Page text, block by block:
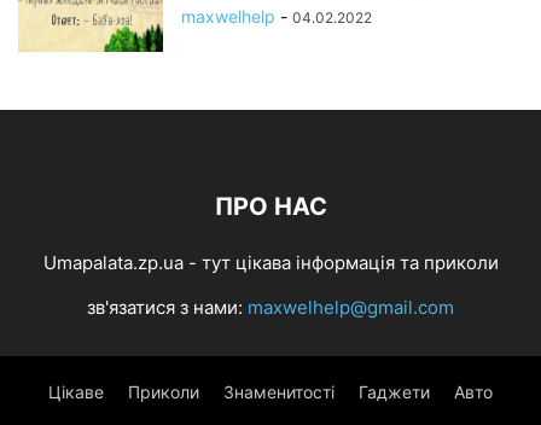
maxwelhelp - 04.02.2022
ПРО НАС
Umapalata.zp.ua - тут цікава інформація та приколи
зв'язатися з нами: maxwelhelp@gmail.com
Цікаве Приколи Знаменитості Гаджети Авто